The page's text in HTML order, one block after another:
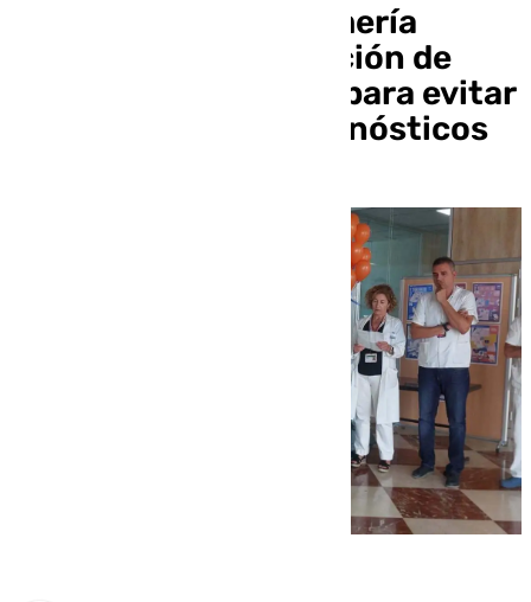
Unas jornadas en Almería
inciden en la implicación de
médicos y pacientes para evitar
«errores» en los diagnósticos